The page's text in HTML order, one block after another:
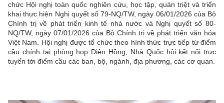
chức Hội nghị toàn quốc nghiên cứu, học tập, quán triệt và triển
khai thực hiện Nghị quyết số 79-NQ/TW, ngày 06/01/2026 của Bộ
Chính trị về phát triển kinh tế nhà nước và Nghị quyết số 80-
NQ/TW, ngày 07/01/2026 của Bộ Chính trị về phát triển văn hóa
Việt Nam. Hội nghị được tổ chức theo hình thức trực tiếp từ điểm
cầu chính tại phòng họp Diên Hồng, Nhà Quốc hội kết nối trực
tuyến tới điểm cầu các ban, bộ, ngành, địa phương, các cơ quan.